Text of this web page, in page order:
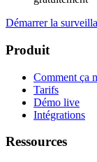
Démarrer la
Produit
Comment ça
Tarifs
Démo live
Intégrations
Ressources